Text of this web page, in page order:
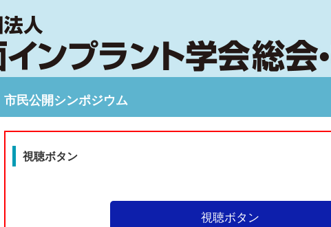
市民公開シンポジウム
視聴ボタン
視聴ボタン